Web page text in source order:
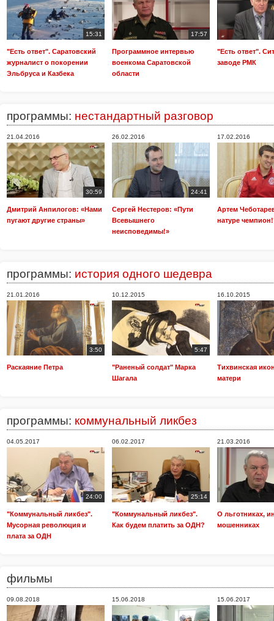
15:31
"Есть ответ". Саратовский
журналист о покорении
Эльбруса и Казбека
17:57
Программное интервью
военкома Саратовской
области
"Есть ответ".
заводе РМК
программы: нестандартный разговор
21.04.2016
30:59
Дмитрий Анпилогов: «Нами
пугают другие страны»
26.02.2016
24:41
Сергей Нестеров: «Пути
Всевышнего
неисповедимы!»
17.02.2016
Артем
натуре
программы: история одного шедевра
21.01.2016
3:50
Раскаяние Петра
10.12.2015
5:47
"Раненый солдат" Марка
Шагала
16.10.2015
Тихвинская
матери
программы: коммунальный ликбез
04.05.2017
24:00
"Коммунальный ликбез".
Мусорная революция и
плата за ОДН
06.02.2017
25:14
"Коммунальный ликбез".
Как будем платить за ОДН?
21.03.2016
О льготниках,
мошенниках
фильмы
09.08.2018 15.06.2018 15.06.2017